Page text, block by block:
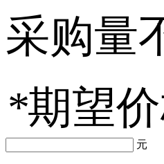
采购量
*期望价
元